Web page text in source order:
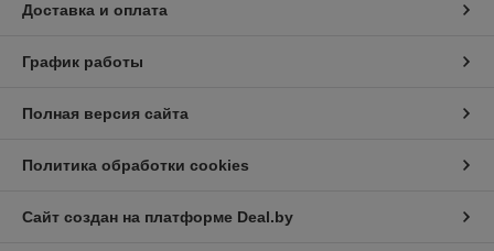
Доставка и оплата
График работы
Полная версия сайта
Политика обработки cookies
Сайт создан на платформе Deal.by